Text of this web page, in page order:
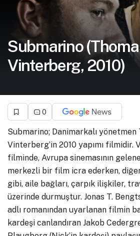
Submarino
Vinterberg, 2010)
0
Submarino; Danimarkalı yönetmen
Vinterberg’in 2010 yapımı filmidir.
filminde, Avrupa sinemasının
merkezli bir film icra ederken,
gibi, aile bağları, çarpık ilişkiler,
üzerinde durmuştur. Jonas T.
adlı romanından uyarlanan filmin
kardeşi canlandıran Jakob